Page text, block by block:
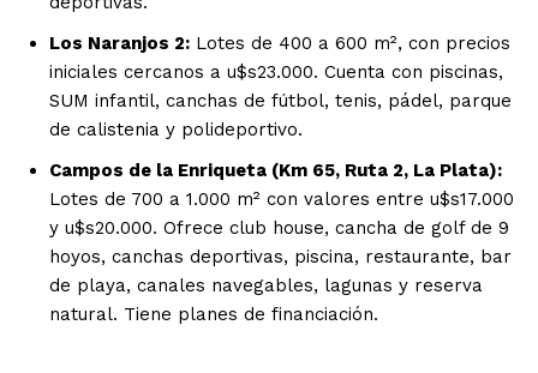
Los Naranjos 2: Lotes de 400 a 600 m², con precios
iniciales cercanos a u$s23.000. Cuenta con piscinas,
SUM infantil, canchas de fútbol, tenis, pádel, parque
de calistenia y polideportivo.
Campos de la Enriqueta (Km 65, Ruta 2, La Plata):
Lotes de 700 a 1.000 m² con valores entre u$s17.000
y u$s20.000. Ofrece club house, cancha de golf de 9
hoyos, canchas deportivas, piscina, restaurante, bar
de playa, canales navegables, lagunas y reserva
natural. Tiene planes de financiación.